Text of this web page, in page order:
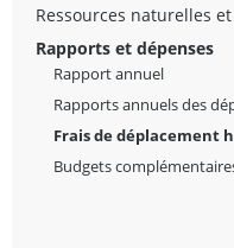
Ressources naturelles
Rapports et dépenses
Rapport annuel
Rapports annuels des
Frais de déplacement
Budgets